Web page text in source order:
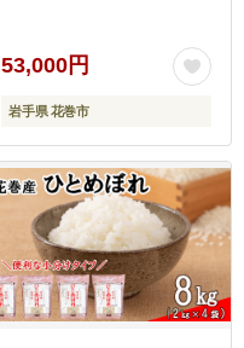
53,000円
岩手県 花巻市